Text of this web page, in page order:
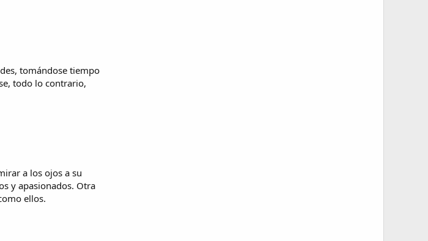
tomándose tiempo
todo lo contrario,
a los ojos a su
y apasionados. Otra
ellos.